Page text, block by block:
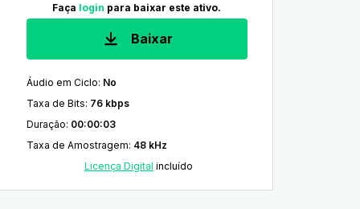
Faça login para baixar este ativo.
Baixar
Áudio em Ciclo: No
Taxa de Bits: 76 kbps
Duração: 00:00:03
Taxa de Amostragem: 48 kHz
Licença Digital incluído